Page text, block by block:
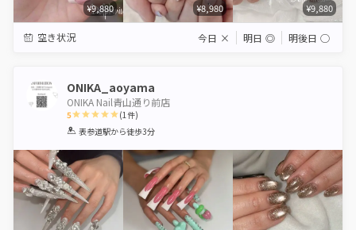
¥9,880 ¥8,980 ¥9,880
空き状況 今日 × 明日 ◎ 明後日 ◯
ONIKA_aoyama
ONIKA Nail青山通り前店
5
1 2 3 4 5
(1件)
表参道駅から徒歩3分